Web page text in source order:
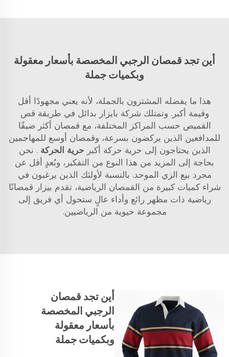
أين تجد قمصان الرجبي المخصصة بأسعار معقولة
وبكميات جملة
هذا ما يفضله المشترون بالجملة، لأنه يعني مجهودًا أقل
وقيمة أكبر. وتمتلك شركة بايزار بدائل في طريقة قص
القميص حسب المراكز المختلفة، مع قمصان أكثر ضيقًا
للمدافعين الذين يركضون بسرعة، وقمصان أوسع للمهاجمين
الذين يحتاجون إلى حرية حركة أكبر حرية الحركة . نحن
بحاجة إلى المزيد من هذا النوع من التفكير، وبُعدٍ أقل عن
مجرد بيع الزي الموحد. بالنسبة لأولئك الذين يرغبون في
شراء كميات كبيرة من القمصان الرياضية، تقدم بيزار قمصانًا
رياضية ذات مظهر رائع وأداء عالٍ ستحول أي فريق إلى
مجموعة حيوية من الرياضيين.
أين تجد قمصان
الرجبي المخصصة
بأسعار معقولة
وبكميات جملة